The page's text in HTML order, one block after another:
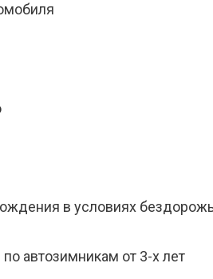
в условиях
автозимникaм от 3-х лет